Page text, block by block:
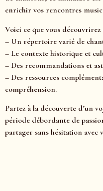
enrichir vos rencontres
Voici ce que vous découvrirez
– Un répertoire varié de
– Le contexte historique et
– Des recommandations et
– Des ressources
compréhension.
Partez à la découverte d’un
période débordante de
partager sans hésitation avec